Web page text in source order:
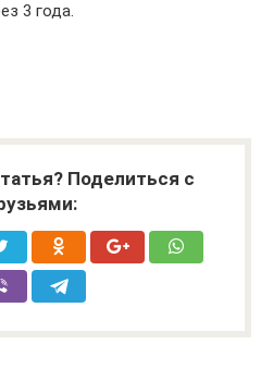
3 года.
Поделиться с